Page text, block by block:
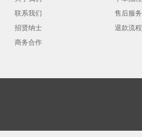
联系我们
招贤纳士
商务合作
售后服务
退款流程